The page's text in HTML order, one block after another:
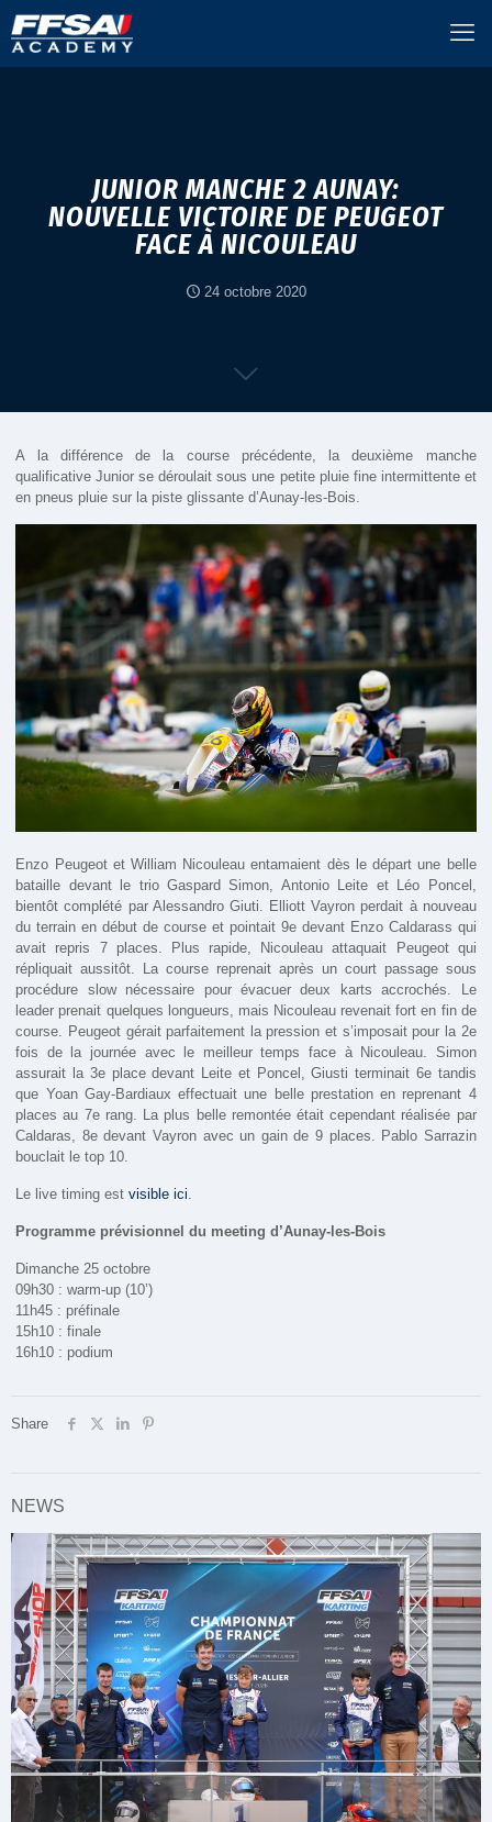
JUNIOR MANCHE 2 AUNAY:
NOUVELLE VICTOIRE DE PEUGEOT
FACE À NICOULEAU
24 octobre 2020
A la différence de la course précédente, la deuxième manche
qualificative Junior se déroulait sous une petite pluie fine intermittente et
en pneus pluie sur la piste glissante d’Aunay-les-Bois.
Enzo Peugeot et William Nicouleau entamaient dès le départ une belle
bataille devant le trio Gaspard Simon, Antonio Leite et Léo Poncel,
bientôt complété par Alessandro Giuti. Elliott Vayron perdait à nouveau
du terrain en début de course et pointait 9e devant Enzo Caldarass qui
avait repris 7 places. Plus rapide, Nicouleau attaquait Peugeot qui
répliquait aussitôt. La course reprenait après un court passage sous
procédure slow nécessaire pour évacuer deux karts accrochés. Le
leader prenait quelques longueurs, mais Nicouleau revenait fort en fin de
course. Peugeot gérait parfaitement la pression et s’imposait pour la 2e
fois de la journée avec le meilleur temps face à Nicouleau. Simon
assurait la 3e place devant Leite et Poncel, Giusti terminait 6e tandis
que Yoan Gay-Bardiaux effectuait une belle prestation en reprenant 4
places au 7e rang. La plus belle remontée était cependant réalisée par
Caldaras, 8e devant Vayron avec un gain de 9 places. Pablo Sarrazin
bouclait le top 10.
Le live timing estvisible ici
Programme prévisionnel du meeting d’Aunay-les-Bois
Dimanche 25 octobre
09h30 : warm-up (10’)
11h45 : préfinale
15h10 : finale
16h10 : podium
Share
NEWS